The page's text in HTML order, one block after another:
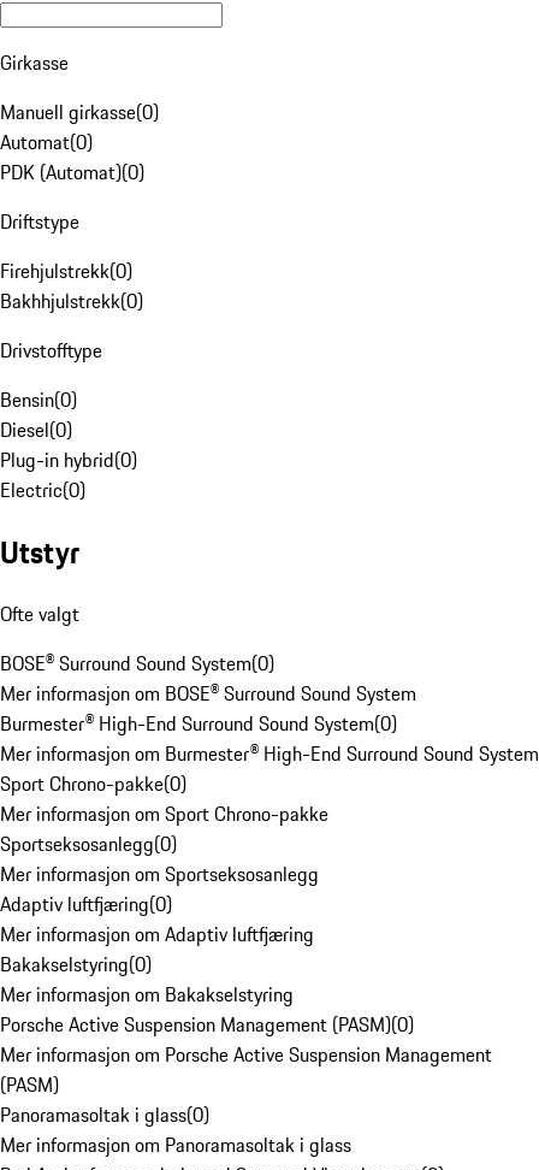
Girkasse
Manuell girkasse(0)
Automat(0)
PDK (Automat)(0)
Driftstype
Firehjulstrekk(0)
Bakhhjulstrekk(0)
Drivstofftype
Bensin(0)
Diesel(0)
Plug-in hybrid(0)
Electric(0)
Utstyr
Ofte valgt
BOSE® Surround Sound System(0)
Mer informasjon om BOSE® Surround Sound System
Burmester® High-End Surround Sound System(0)
Mer informasjon om Burmester® High-End Surround Sound System
Sport Chrono-pakke(0)
Mer informasjon om Sport Chrono-pakke
Sportseksosanlegg(0)
Mer informasjon om Sportseksosanlegg
Adaptiv luftfjæring(0)
Mer informasjon om Adaptiv luftfjæring
Bakakselstyring(0)
Mer informasjon om Bakakselstyring
Porsche Active Suspension Management (PASM)(0)
Mer informasjon om Porsche Active Suspension Management
(PASM)
Panoramasoltak i glass(0)
Mer informasjon om Panoramasoltak i glass